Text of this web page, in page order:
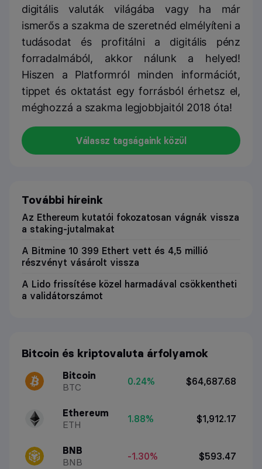
digitális valuták világába vagy ha már
ismerős a szakma de szeretnéd elmélyíteni a
tudásodat és profitálni a digitális pénz
forradalmából, akkor nálunk a helyed!
Hiszen a Platformról minden információt,
tippet és oktatást egy forrásból érhetsz el,
méghozzá a szakma legjobbjaitól 2018 óta!
Válassz tagságaink közül
További híreink
Az Ethereum kutatói fokozatosan vágnák vissza
a staking-jutalmakat
A Bitmine 10 399 Ethert vett és 4,5 millió
részvényt vásárolt vissza
A Lido frissítése közel harmadával csökkentheti
a validátorszámot
Bitcoin és kriptovaluta árfolyamok
Bitcoin
BTC
0.24% $64,687.68
Ethereum
ETH
1.88% $1,912.17
BNB
BNB
-1.30% $593.47